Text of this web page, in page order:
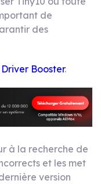
de
des
Driver Booster.
à la recherche de
et les met
version